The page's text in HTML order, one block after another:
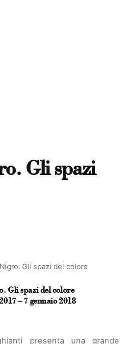
Gli spazi
Gli spazi del colore
Gli spazi del colore
– 7 gennaio 2018
presenta una grande